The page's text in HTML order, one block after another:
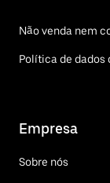
Não venda nem
Política de dados
Empresa
Sobre nós